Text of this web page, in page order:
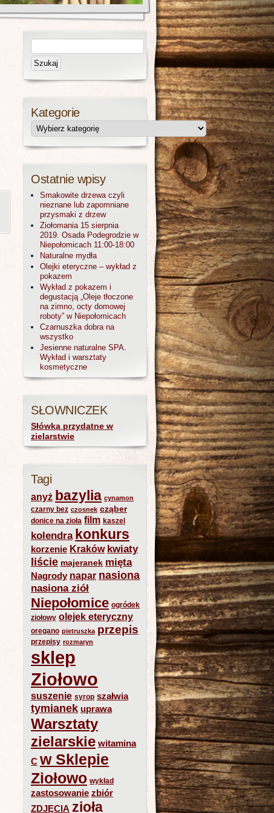
Kategorie
Ostatnie wpisy
Smakowite drzewa czyli
nieznane lub zapomniane
przysmaki z drzew
Ziołomania 15 sierpnia
2019. Osada Podegrodzie w
Niepołomicach 11:00-18:00
Naturalne mydła
Olejki eteryczne – wykład z
pokazem
Wykład z pokazem i
degustacją „Oleje tłoczone
na zimno, octy domowej
roboty” w Niepołomicach
Czarnuszka dobra na
wszystko
Jesienne naturalne SPA.
Wykład i warsztaty
kosmetyczne
SŁOWNICZEK
Słówka przydatne w
zielarstwie
Tagi
anyż bazylia cynamon
czarny bez czosnek cząber
donice na zioła film kaszel
kolendra konkurs
korzenie Kraków kwiaty
liście majeranek mięta
Nagrody napar nasiona
nasiona ziół
Niepołomice ogródek
ziołowy olejek eteryczny
oregano pietruszka przepis
przepisy rozmaryn
sklep
Ziołowo
suszenie syrop szałwia
tymianek uprawa
Warsztaty
zielarskie witamina
C w Sklepie
Ziołowo wykład
zastosowanie zbiór
ZDJĘCIA zioła